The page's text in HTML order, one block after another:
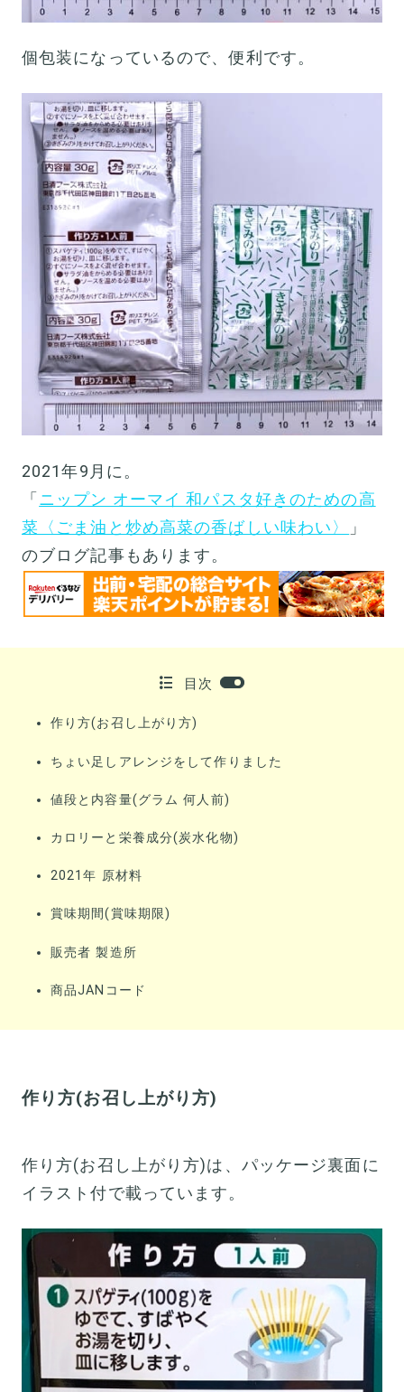
個包装になっているので、便利です。
2021年9月に。
「 ニップン オーマイ 和パスタ好きのための高
菜〈ごま油と炒め高菜の香ばしい味わい〉
」
のブログ記事もあります。
目次
作り方(お召し上がり方)
ちょい足しアレンジをして作りました
値段と内容量(グラム 何人前)
カロリーと栄養成分(炭水化物)
2021年 原材料
賞味期間(賞味期限)
販売者 製造所
商品JANコード
作り方(お召し上がり方)
作り方(お召し上がり方)は、パッケージ裏面に
イラスト付で載っています。